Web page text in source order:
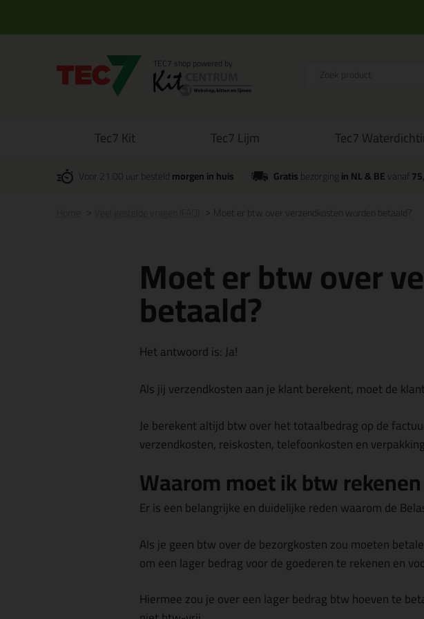
Tec7 Kit Tec7 Lijm Tec7
Voor 21:00 uur besteldmorgen in huis Gratisbezorgingin NL & BEvanaf
Moet er btw over verzendkosten worden betaald?
Moet er btw over
betaald?
Het antwoord is:Ja!
Als jij verzendkosten aan je klant berekent, moet de
Je berekent altijd btw over hettotaalbedragop de
verzendkosten, reiskosten, telefoonkosten en
Waarom moet ik btw
Er is een belangrijke en duidelijke reden waarom de
Als je geen btw over de bezorgkosten zou moeten
om een lager bedrag voor de goederen te rekenen en
Hiermee zou je over een lager bedrag btw hoeven te